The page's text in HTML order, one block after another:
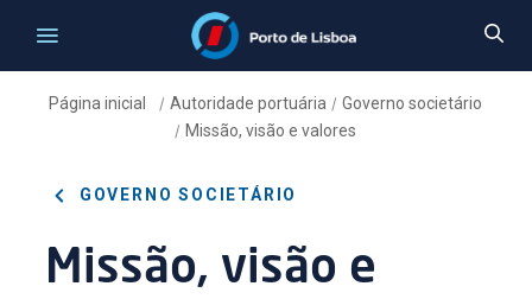
Página inicial /Autoridade portuária /Governo societário
/ Missão, visão e valores
GOVERNO SOCIETÁRIO
Missão, visão e